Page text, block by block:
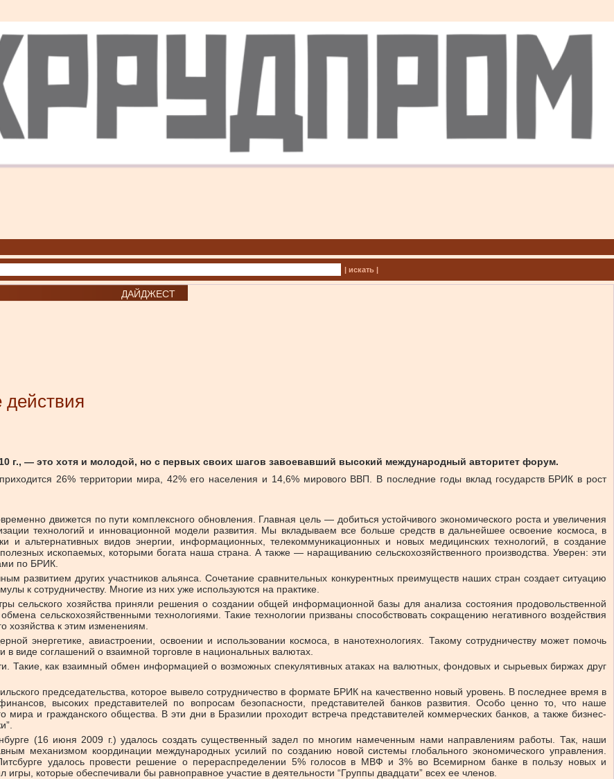
| искать |
ДАЙДЖЕСТ
г., — это хотя и молодой, но с первых своих шагов завоевавший высокий международный авторитет форум.
26% территории мира, 42% его населения и 14,6% мирового ВВП. В последние годы вклад государств БРИК в рост
движется по пути комплексного обновления. Главная цель — добиться устойчивого экономического роста и увеличения
технологий и инновационной модели развития. Мы вкладываем все больше средств в дальнейшее освоение космоса, в
и альтернативных видов энергии, информационных, телекоммуникационных и новых медицинских технологий, в создание
ископаемых, которыми богата наша страна. А также — наращиванию сельскохозяйственного производства. Уверен: эти
по БРИК.
развитием других участников альянса. Сочетание сравнительных конкурентных преимуществ наших стран создает ситуацию
к сотрудничеству. Многие из них уже используются на практике.
сельского хозяйства приняли решения о создании общей информационной базы для анализа состояния продовольственной
сельскохозяйственными технологиями. Такие технологии призваны способствовать сокращению негативного воздействия
хозяйства к этим изменениям.
энергетике, авиастроении, освоении и использовании космоса, в нанотехнологиях. Такому сотрудничеству может помочь
виде соглашений о взаимной торговле в национальных валютах.
Такие, как взаимный обмен информацией о возможных спекулятивных атаках на валютных, фондовых и сырьевых биржах друг
председательства, которое вывело сотрудничество в формате БРИК на качественно новый уровень. В последнее время в
высоких представителей по вопросам безопасности, представителей банков развития. Особо ценно то, что наше
мира и гражданского общества. В эти дни в Бразилии проходит встреча представителей коммерческих банков, а также бизнес-
(16 июня 2009 г.) удалось создать существенный задел по многим намеченным нами направлениям работы. Так, наши
механизмом координации международных усилий по созданию новой системы глобального экономического управления.
удалось провести решение о перераспределении 5% голосов в МВФ и 3% во Всемирном банке в пользу новых и
которые обеспечивали бы равноправное участие в деятельности “Группы двадцати” всех ее членов.